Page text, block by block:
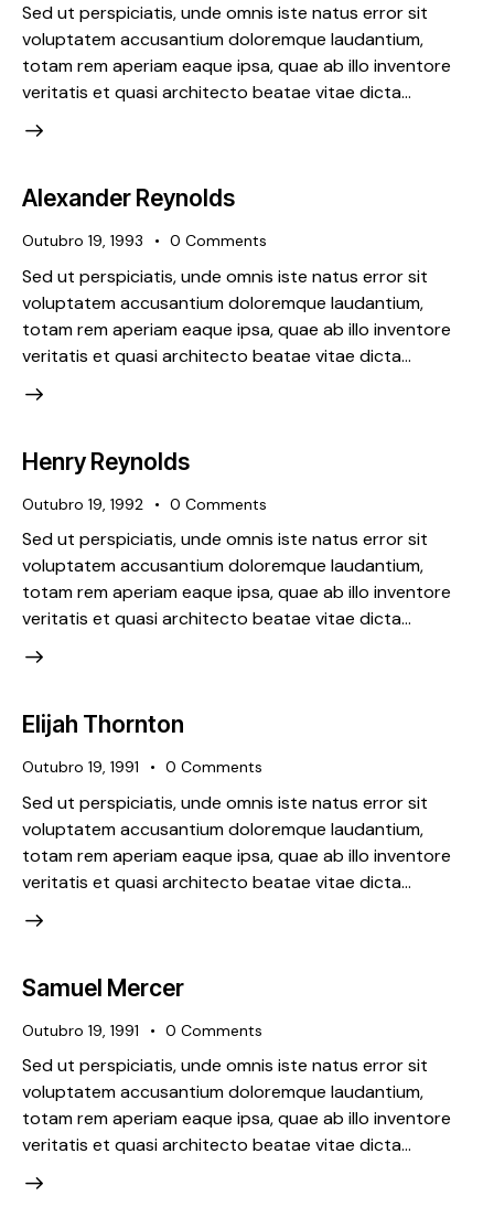
Sed ut perspiciatis, unde omnis iste natus error sit
voluptatem accusantium doloremque laudantium,
totam rem aperiam eaque ipsa, quae ab illo inventore
veritatis et quasi architecto beatae vitae dicta…
Alexander Reynolds
Outubro 19, 1993 0 Comments
Sed ut perspiciatis, unde omnis iste natus error sit
voluptatem accusantium doloremque laudantium,
totam rem aperiam eaque ipsa, quae ab illo inventore
veritatis et quasi architecto beatae vitae dicta…
Henry Reynolds
Outubro 19, 1992 0 Comments
Sed ut perspiciatis, unde omnis iste natus error sit
voluptatem accusantium doloremque laudantium,
totam rem aperiam eaque ipsa, quae ab illo inventore
veritatis et quasi architecto beatae vitae dicta…
Elijah Thornton
Outubro 19, 1991 0 Comments
Sed ut perspiciatis, unde omnis iste natus error sit
voluptatem accusantium doloremque laudantium,
totam rem aperiam eaque ipsa, quae ab illo inventore
veritatis et quasi architecto beatae vitae dicta…
Samuel Mercer
Outubro 19, 1991 0 Comments
Sed ut perspiciatis, unde omnis iste natus error sit
voluptatem accusantium doloremque laudantium,
totam rem aperiam eaque ipsa, quae ab illo inventore
veritatis et quasi architecto beatae vitae dicta…